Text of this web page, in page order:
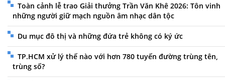
Toàn cảnh lễ trao Giải thưởng Trần Văn Khê 2026: Tôn vinh
những người giữ mạch nguồn âm nhạc dân tộc
Du mục đô thị và những đứa trẻ không có ký ức
TP.HCM xử lý thế nào với hơn 780 tuyến đường trùng tên,
trùng số?